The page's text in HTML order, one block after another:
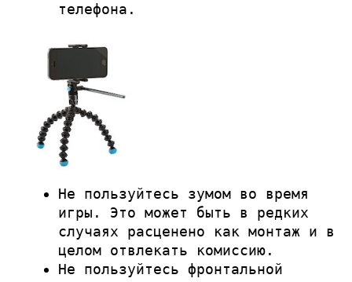
телефона.
Не пользуйтесь зумом во время
игры. Это может быть в редких
случаях расценено как монтаж и в
целом отвлекать комиссию.
Не пользуйтесь фронтальной